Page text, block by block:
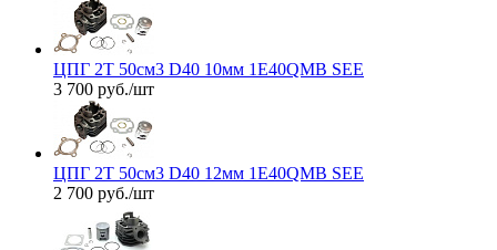
ЦПГ 2T 50см3 D40 10мм 1E40QMB SEE
3 700 руб./шт
ЦПГ 2T 50см3 D40 12мм 1E40QMB SEE
2 700 руб./шт